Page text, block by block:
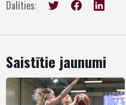
Dalīties:
Saistītie jaunumi